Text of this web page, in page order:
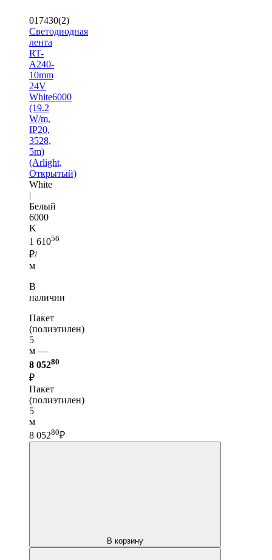
017430(2)
Светодиодная
лента
RT-
A240-
10mm
24V
White6000
(19.2
W/m,
IP20,
3528,
5m)
(Arlight,
Открытый)
White
|
Белый
6000
K
1 61056
₽/
м
В
наличии
Пакет
(полиэтилен)
5
м —
8 05280
₽
Пакет
(полиэтилен)
5
м
8 05280₽
В корзину